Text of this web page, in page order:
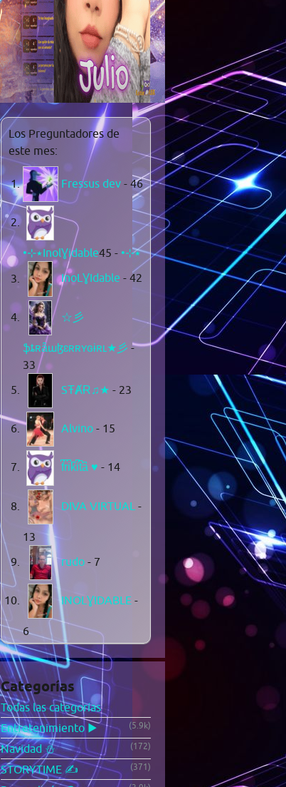
Los Preguntadores de
este mes:
Fressus dev - 46
•⊹٭InolƔidable٭⊹• - 45
InoLƔIdable - 42
☆彡
ֆȶʀǟաɮɛʀʀʏɢɨʀʟ★彡 -
33
SŦȺɌ♫★ - 23
Alvino - 15
f͆r͆i͆k͆i͆t͆a͆ ♥ - 14
DIVA VIRTUAL -
13
rudo - 7
INOLƔIDABLE -
6
Categorías
Todas las categorías
Entretenimiento ▶️
(5.9k)
Navidad ⛄ (172)
STORYTIME ✍️ (371)